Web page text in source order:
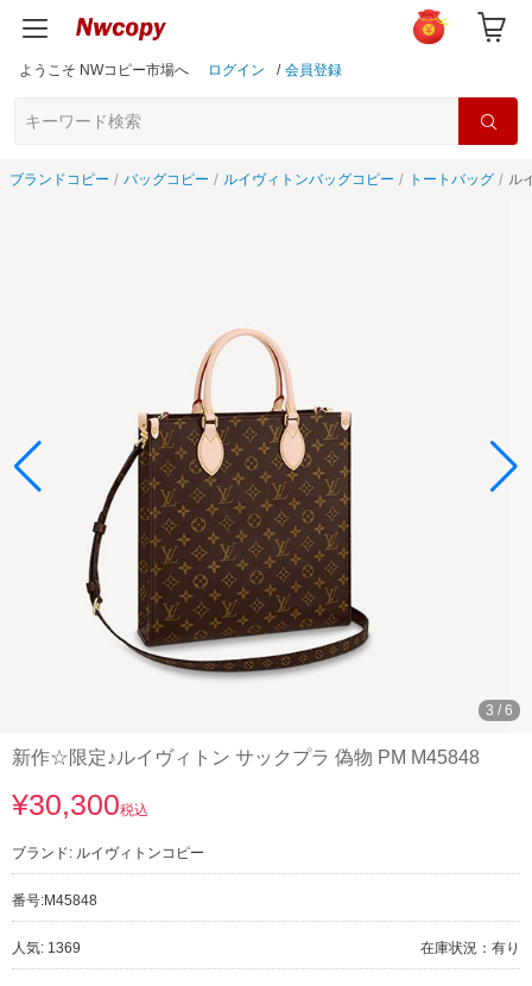
ようこそ NWコピー市場へ ログイン / 会員登録
ブランドコピー バッグコピー ルイヴィトンバッグコピー トートバッグ ル
3 / 6
新作☆限定♪ルイヴィトン サックプラ 偽物 PM M45848
¥30,300税込
ブランド: ルイヴィトンコピー
番号:M45848
人気: 1369 在庫状況：有り